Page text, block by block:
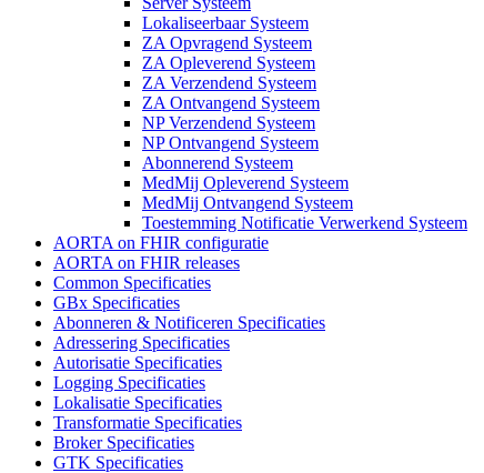
Lokaliseerbaar Systeem
ZA Opvragend Systeem
ZA Opleverend Systeem
ZA Verzendend Systeem
ZA Ontvangend Systeem
NP Verzendend Systeem
NP Ontvangend Systeem
Abonnerend Systeem
MedMij Opleverend Systeem
MedMij Ontvangend Systeem
Toestemming Notificatie Verwerkend Systeem
AORTA on FHIR configuratie
AORTA on FHIR releases
Common Specificaties
GBx Specificaties
Abonneren & Notificeren Specificaties
Adressering Specificaties
Autorisatie Specificaties
Logging Specificaties
Lokalisatie Specificaties
Transformatie Specificaties
Broker Specificaties
GTK Specificaties